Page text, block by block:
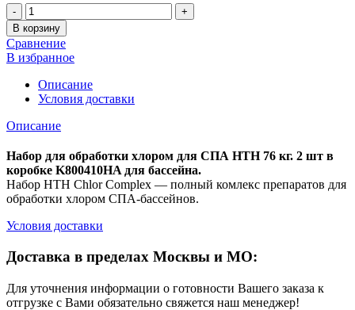
Количество
В корзину
Сравнение
В избранное
Описание
Условия доставки
Описание
Набор для обработки хлором для СПА HTH 76 кг. 2 шт в
коробке K800410HA для бассейна.
Набор HTH Chlor Complex — полный комлекс препаратов для
обработки хлором СПА-бассейнов.
Условия доставки
Доставка в пределах Москвы и МО:
Для уточнения информации о готовности Вашего заказа к
отгрузке с Вами обязательно свяжется наш менеджер!